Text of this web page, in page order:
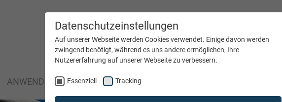
ANWENDUNGEN FASERART
Datenschutzeinstellungen
Auf unserer Webseite werden Cookies verwendet. Einige davon werden
zwingend benötigt, während es uns andere ermöglichen, Ihre
Nutzererfahrung auf unserer Webseite zu verbessern.
Essenziell Tracking